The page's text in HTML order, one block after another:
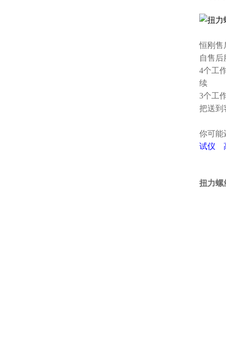
恒刚售
自售
4个工
续
3个工
把送到
你可能
试仪
扭力螺